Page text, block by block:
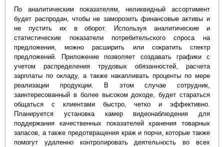
По аналитическим показателям, неликвидный ассортимент
будет распродан, чтобы не заморозить финансовые активы и
не пустить их в оборот. Используя аналитические и
статистические показатели потребительского спроса на
предложения, можно расширить или сократить спектр
предложений. Приложение позволяет создавать графики с
учетом распределения трудовых обязанностей, расчета
зарплаты по окладу, а также накапливать проценты по мере
реализации продукции. В этом случае сотрудник,
заинтересованный в более высоком доходе, будет стараться
общаться с клиентами быстро, четко и эффективно.
Планируется установка камер видеонаблюдения для
поддержания качественных показателей хранения товарных
запасов, а также предотвращения краж и порчи, которые также
помогут удаленно контролировать деятельность во всех